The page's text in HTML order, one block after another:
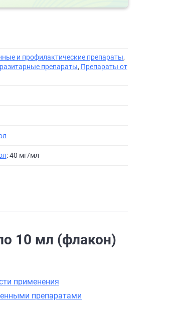
и профилактические препараты,
препараты, Препараты от
: 40 мг/мл
10 мл (флакон)
применения
препаратами